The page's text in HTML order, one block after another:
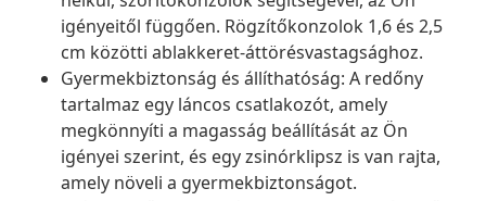
igényeitől függően. Rögzítőkonzolok 1,6 és 2,5
cm közötti ablakkeret-áttörésvastagsághoz.
Gyermekbiztonság és állíthatóság: A redőny
tartalmaz egy láncos csatlakozót, amely
megkönnyíti a magasság beállítását az Ön
igényei szerint, és egy zsinórklipsz is van rajta,
amely növeli a gyermekbiztonságot.